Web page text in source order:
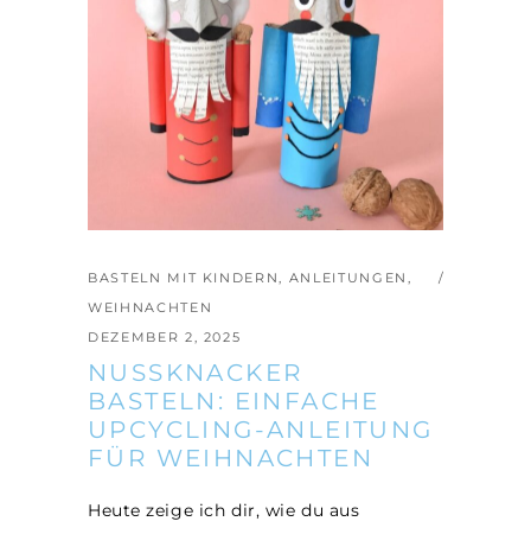
BASTELN MIT KINDERN, ANLEITUNGEN ,
WEIHNACHTEN
DEZEMBER 2, 2025
NUSSKNACKER
BASTELN: EINFACHE
UPCYCLING-ANLEITUNG
FÜR WEIHNACHTEN
Heute zeige ich dir, wie du aus